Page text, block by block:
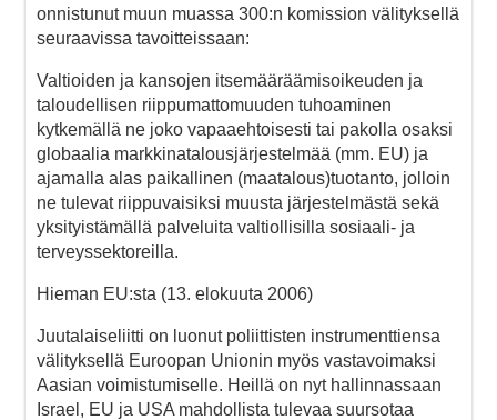
onnistunut muun muassa 300:n komission välityksellä
seuraavissa tavoitteissaan:
Valtioiden ja kansojen itsemääräämisoikeuden ja
taloudellisen riippumattomuuden tuhoaminen
kytkemällä ne joko vapaaehtoisesti tai pakolla osaksi
globaalia markkinatalousjärjestelmää (mm. EU) ja
ajamalla alas paikallinen (maatalous)tuotanto, jolloin
ne tulevat riippuvaisiksi muusta järjestelmästä sekä
yksityistämällä palveluita valtiollisilla sosiaali- ja
terveyssektoreilla.
Hieman EU:sta (13. elokuuta 2006)
Juutalaiseliitti on luonut poliittisten instrumenttiensa
välityksellä Euroopan Unionin myös vastavoimaksi
Aasian voimistumiselle. Heillä on nyt hallinnassaan
Israel, EU ja USA mahdollista tulevaa suursotaa